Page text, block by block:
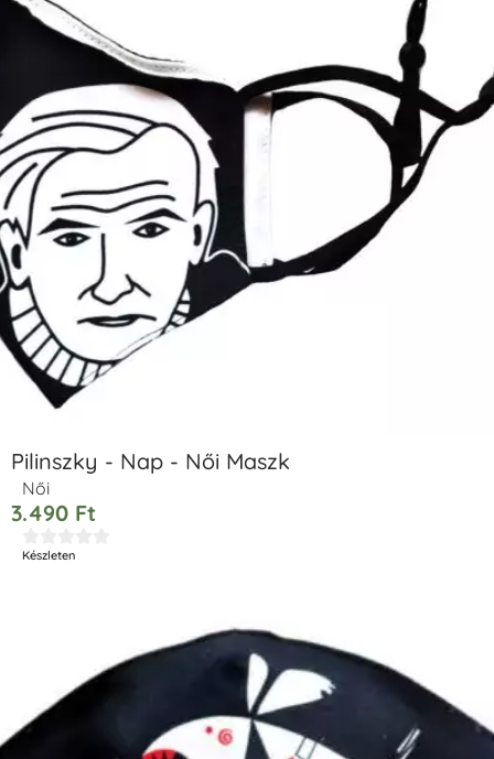
Pilinszky - Nap - Női Maszk
Női
3.490 Ft
Készleten